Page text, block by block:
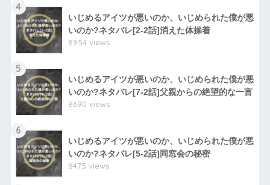
4
いじめるアイツが悪いのか、いじめられた僕が悪
いのか?ネタバレ[2-2話]消えた体操着
8954 views
5
いじめるアイツが悪いのか、いじめられた僕が悪
いのか?ネタバレ[7-2話]父親からの絶望的な一言
8690 views
6
いじめるアイツが悪いのか、いじめられた僕が悪
いのか?ネタバレ[5-2話]同窓会の秘密
8475 views